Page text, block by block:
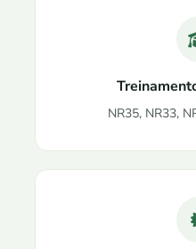
NR35, NR33,